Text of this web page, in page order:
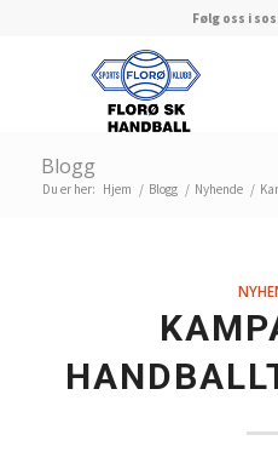
Følg oss i
Blogg
Du er her: Hjem / Blogg / Nyhende /